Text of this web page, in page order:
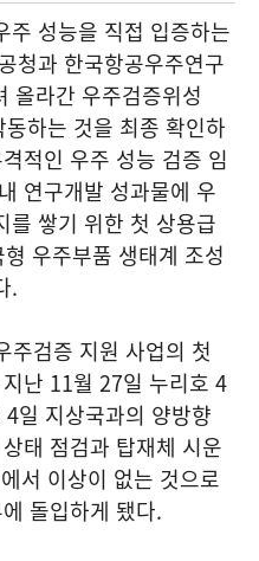
주 성능을 직접 입증하는
청과 한국항공우주연구
올라간 우주검증위성
하는 것을 최종 확인하
적인 우주 성능 검증 임
연구개발 성과물에 우
를 쌓기 위한 첫 상용급
우주부품 생태계 조성
.
주검증 지원 사업의 첫
난 11월 27일 누리호 4
일 지상국과의 양방향
태 점검과 탑재체 시운
서 이상이 없는 것으로
돌입하게 됐다.